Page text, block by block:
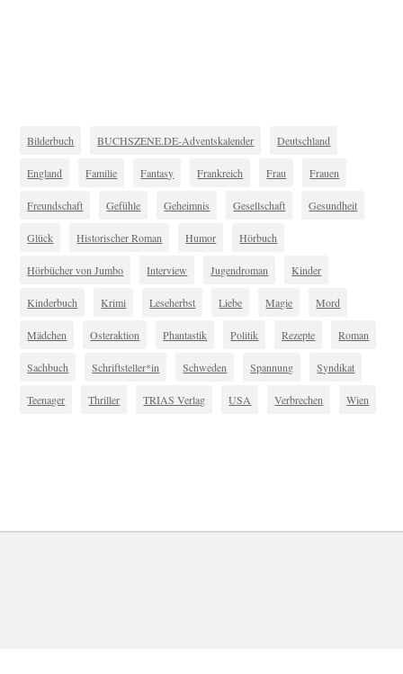
Bilderbuch BUCHSZENE.DE-Adventskalender Deutschland
England Familie Fantasy Frankreich Frau Frauen
Freundschaft Gefühle Geheimnis Gesellschaft Gesundheit
Glück Historischer Roman Humor Hörbuch
Hörbücher von Jumbo Interview Jugendroman Kinder
Kinderbuch Krimi Leseherbst Liebe Magie Mord
Mädchen Osteraktion Phantastik Politik Rezepte Roman
Sachbuch Schriftsteller*in Schweden Spannung Syndikat
Teenager Thriller TRIAS Verlag USA Verbrechen Wien